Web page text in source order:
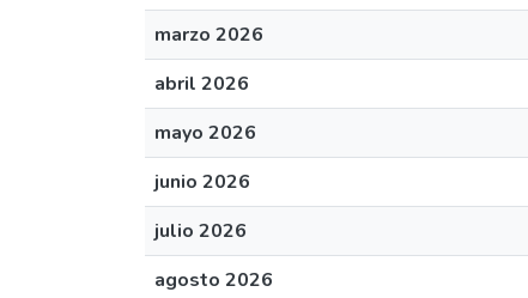
marzo 2026
abril 2026
mayo 2026
junio 2026
julio 2026
agosto 2026